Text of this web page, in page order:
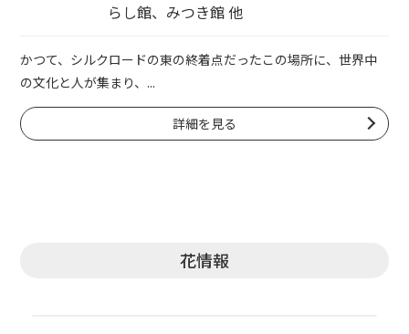
らし館、みつき館 他
かつて、シルクロードの東の終着点だったこの場所に、世界中
の文化と人が集まり、...
詳細を見る
花情報